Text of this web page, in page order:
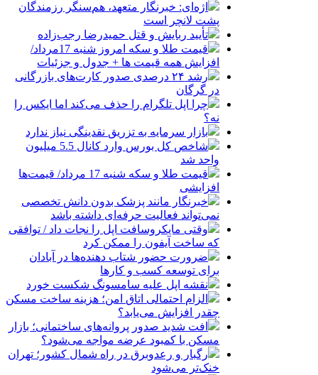
اژه‌ای: خبرنگار متعهد، هم‌سنگر رزمندگان
پشت لانچر است
تأیید ربایش و قتل حمیدرضا رجب‌زاده
قیمت طلا و سکه امروز شنبه 17مرداد/
افزایش همه قیمت ها + جدول و جزئیات
رشد ۲۴ درصدی صدور کارت‌های بازرگانی
در گرگان
چرا اپل تلگرام را حذف می‌کند اما ایکس را
نه؟
بازار سرمایه به تزریق نقدینگی نیاز ندارد
شاخص کل بورس وارد کانال 5.5 میلیون
واحد شد
قیمت طلا و سکه شنبه 17 مرداد/ قیمت‌ها
افزایشی
خبرنگار مانند پزشک بدون دانش تخصصی
نمی‌تواند فعالیت حرفه‌ای داشته باشد
وقتی مایکروسافت اپل را نجات داد / توافقی
که ساخت آیفون را ممکن کرد
ضرورت حضور شتاب ‌دهنده‌ها در آبادان
برای توسعه کسب‌ و کارها
نقشه اپل علیه سامسونگ شکست خورد
الزام احتمالی اتاق امن؛ هزینه ساخت مسکن
چقدر افزایش می‌یابد؟
افت شدید صدور پروانه‌های ساختمانی؛ بازار
مسکن با کمبود عرضه مواجه می‌شود؟
رگبار و رعدوبرق در راه شمال کشور؛ تهران
خنک‌تر می‌شود